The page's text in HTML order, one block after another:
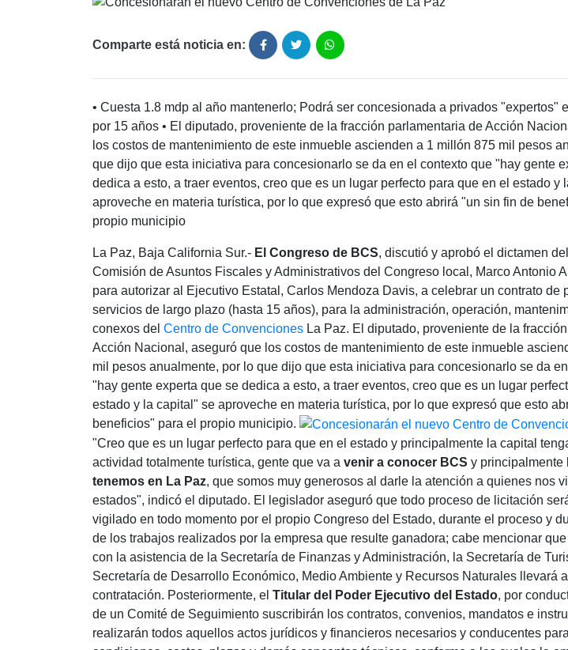
Comparte está noticia en:
• Cuesta 1.8 mdp al año mantenerlo; Podrá ser concesionada a privados "expertos"
por 15 años • El diputado, proveniente de la fracción parlamentaria de Acción
los costos de mantenimiento de este inmueble ascienden a 1 millón 875 mil pesos
que dijo que esta iniciativa para concesionarlo se da en el contexto que "hay gente
dedica a esto, a traer eventos, creo que es un lugar perfecto para que en el estado y
aproveche en materia turística, por lo que expresó que esto abrirá "un sin fin de
propio municipio
La Paz, Baja California Sur.- El Congreso de BCS, discutió y aprobó el dictamen
Comisión de Asuntos Fiscales y Administrativos del Congreso local, Marco Antonio
para autorizar al Ejecutivo Estatal, Carlos Mendoza Davis, a celebrar un contrato de
servicios de largo plazo (hasta 15 años), para la administración, operación,
conexos del Centro de Convenciones La Paz. El diputado, proveniente de la
Acción Nacional, aseguró que los costos de mantenimiento de este inmueble
mil pesos anualmente, por lo que dijo que esta iniciativa para concesionarlo se da
"hay gente experta que se dedica a esto, a traer eventos, creo que es un lugar
estado y la capital" se aproveche en materia turística, por lo que expresó que esto
beneficios" para el propio municipio.
"Creo que es un lugar perfecto para que en el estado y principalmente la capital
actividad totalmente turística, gente que va a venir a conocer BCS y principalmente
tenemos en La Paz, que somos muy generosos al darle la atención a quienes nos
estados", indicó el diputado. El legislador aseguró que todo proceso de licitación
vigilado en todo momento por el propio Congreso del Estado, durante el proceso y
de los trabajos realizados por la empresa que resulte ganadora; cabe mencionar
con la asistencia de la Secretaría de Finanzas y Administración, la Secretaría de
Secretaría de Desarrollo Económico, Medio Ambiente y Recursos Naturales llevará
contratación. Posteriormente, el Titular del Poder Ejecutivo del Estado, por
de un Comité de Seguimiento suscribirán los contratos, convenios, mandatos e
realizarán todos aquellos actos jurídicos y financieros necesarios y conducentes